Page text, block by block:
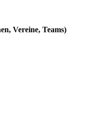
Vereine, Teams)